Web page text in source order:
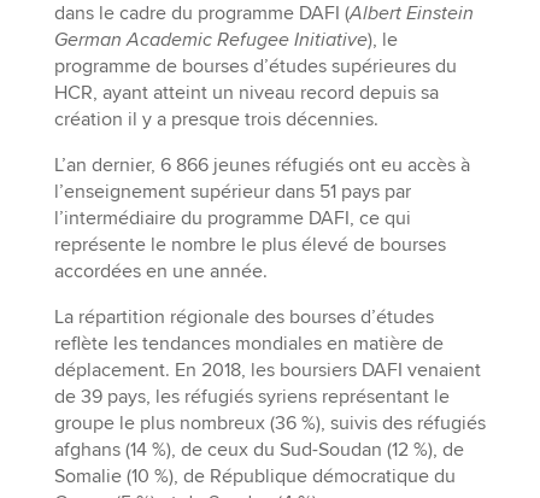
dans le cadre du programme DAFI (Albert Einstein
German Academic Refugee Initiative), le
programme de bourses d’études supérieures du
HCR, ayant atteint un niveau record depuis sa
création il y a presque trois décennies.
L’an dernier, 6 866 jeunes réfugiés ont eu accès à
l’enseignement supérieur dans 51 pays par
l’intermédiaire du programme DAFI, ce qui
représente le nombre le plus élevé de bourses
accordées en une année.
La répartition régionale des bourses d’études
reflète les tendances mondiales en matière de
déplacement. En 2018, les boursiers DAFI venaient
de 39 pays, les réfugiés syriens représentant le
groupe le plus nombreux (36 %), suivis des réfugiés
afghans (14 %), de ceux du Sud-Soudan (12 %), de
Somalie (10 %), de République démocratique du